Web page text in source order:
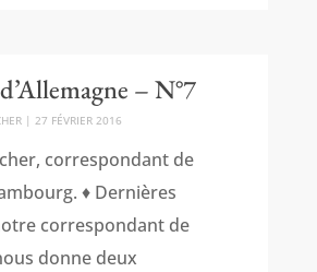
– N°7
| 27 FÉVRIER 2016
correspondant de
♦ Dernières
correspondant de
donne deux